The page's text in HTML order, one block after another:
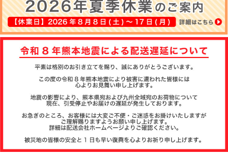
お買
い得
セッ
ト
スタ
ンプ
その
他
注文履歴